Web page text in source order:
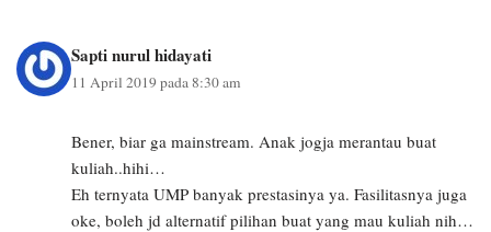
Sapti nurul hidayati
11 April 2019 pada 8:30 am
Bener, biar ga mainstream. Anak jogja merantau buat
kuliah..hihi…
Eh ternyata UMP banyak prestasinya ya. Fasilitasnya juga
oke, boleh jd alternatif pilihan buat yang mau kuliah nih…